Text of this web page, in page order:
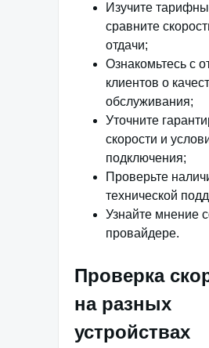
Изучите
сравните
отдачи;
Ознакомьтесь с
клиентов о
обслуживания;
Уточните
скорости и
подключения;
Проверьте
технической
Узнайте мнение
провайдере.
Проверка
на разных
устройствах